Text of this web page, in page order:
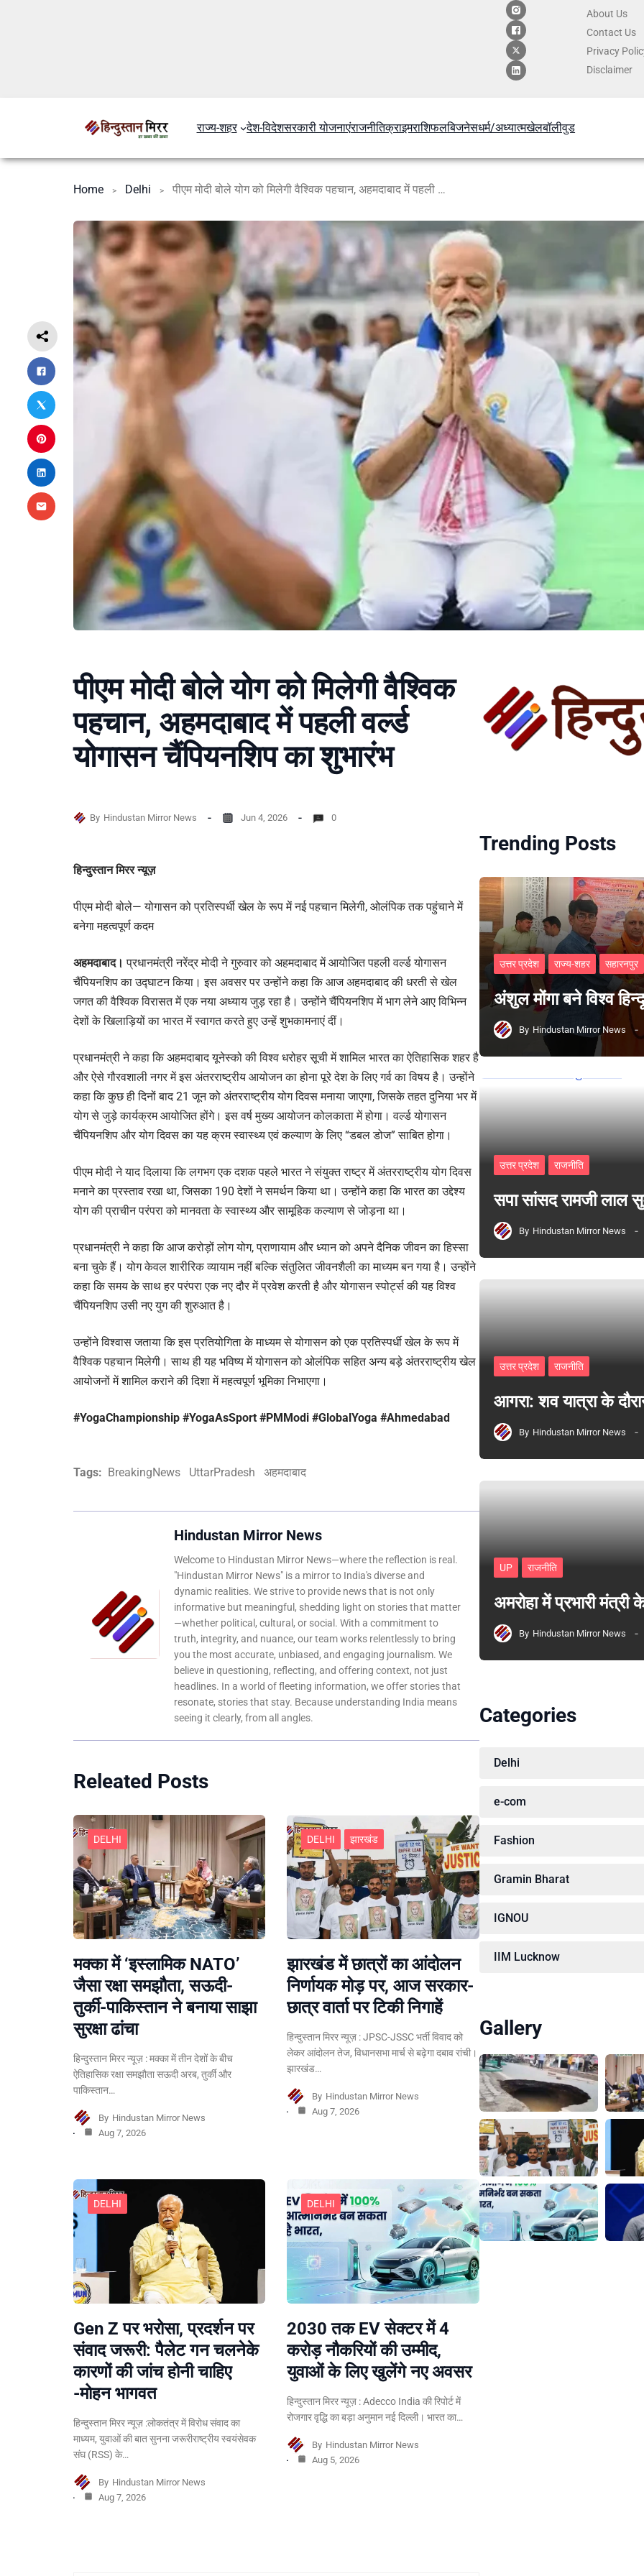
About Us
Contact Us
Privacy
Disclaimer
राज्य-शहर देश-विदेशसरकारी योजनाएंराजनीतिक्राइमराशिफलबिजनेसधर्म/अध्यात्मखेलबॉलीवुड
Home Delhi पीएम मोदी बोले योग को मिलेगी वैश्विक पहचान, अहमदाबाद में पहली वर्ल्ड योगासन चैंपियनशिप का शुभारंभ
पीएम मोदी बोले योग को मिलेगी वैश्विक
पहचान, अहमदाबाद में पहली वर्ल्ड
योगासन चैंपियनशिप का शुभारंभ
By Hindustan Mirror News Jun 4, 2026 0
हिन्दुस्तान मिरर न्यूज़
पीएम मोदी बोले— योगासन को प्रतिस्पर्धी खेल के रूप में नई पहचान मिलेगी, ओलंपिक तक पहुंचाने में
बनेगा महत्वपूर्ण कदम
अहमदाबाद। प्रधानमंत्री नरेंद्र मोदी ने गुरुवार को अहमदाबाद में आयोजित पहली वर्ल्ड योगासन
चैंपियनशिप का उद्घाटन किया। इस अवसर पर उन्होंने कहा कि आज अहमदाबाद की धरती से खेल
जगत की वैश्विक विरासत में एक नया अध्याय जुड़ रहा है। उन्होंने चैंपियनशिप में भाग लेने आए विभिन्न
देशों के खिलाड़ियों का भारत में स्वागत करते हुए उन्हें शुभकामनाएं दीं।
प्रधानमंत्री ने कहा कि अहमदाबाद यूनेस्को की विश्व धरोहर सूची में शामिल भारत का ऐतिहासिक शहर है
और ऐसे गौरवशाली नगर में इस अंतरराष्ट्रीय आयोजन का होना पूरे देश के लिए गर्व का विषय है। उन्होंने
कहा कि कुछ ही दिनों बाद 21 जून को अंतरराष्ट्रीय योग दिवस मनाया जाएगा, जिसके तहत दुनिया भर में
योग से जुड़े कार्यक्रम आयोजित होंगे। इस वर्ष मुख्य आयोजन कोलकाता में होगा। वर्ल्ड योगासन
चैंपियनशिप और योग दिवस का यह क्रम स्वास्थ्य एवं कल्याण के लिए “डबल डोज” साबित होगा।
पीएम मोदी ने याद दिलाया कि लगभग एक दशक पहले भारत ने संयुक्त राष्ट्र में अंतरराष्ट्रीय योग दिवस
मनाने का प्रस्ताव रखा था, जिसका 190 देशों ने समर्थन किया था। उन्होंने कहा कि भारत का उद्देश्य
योग की प्राचीन परंपरा को मानवता के स्वास्थ्य और सामूहिक कल्याण से जोड़ना था।
प्रधानमंत्री ने कहा कि आज करोड़ों लोग योग, प्राणायाम और ध्यान को अपने दैनिक जीवन का हिस्सा
बना चुके हैं। योग केवल शारीरिक व्यायाम नहीं बल्कि संतुलित जीवनशैली का माध्यम बन गया है। उन्होंने
कहा कि समय के साथ हर परंपरा एक नए दौर में प्रवेश करती है और योगासन स्पोर्ट्स की यह विश्व
चैंपियनशिप उसी नए युग की शुरुआत है।
उन्होंने विश्वास जताया कि इस प्रतियोगिता के माध्यम से योगासन को एक प्रतिस्पर्धी खेल के रूप में
वैश्विक पहचान मिलेगी। साथ ही यह भविष्य में योगासन को ओलंपिक सहित अन्य बड़े अंतरराष्ट्रीय खेल
आयोजनों में शामिल कराने की दिशा में महत्वपूर्ण भूमिका निभाएगा।
#YogaChampionship #YogaAsSport #PMModi #GlobalYoga #Ahmedabad
Tags: BreakingNews UttarPradesh अहमदाबाद
Hindustan Mirror News
Welcome to Hindustan Mirror News—where the reflection is real.
"Hindustan Mirror News" is a mirror to India's diverse and
dynamic realities. We strive to provide news that is not only
informative but meaningful, shedding light on stories that matter
—whether political, cultural, or social. With a commitment to
truth, integrity, and nuance, our team works relentlessly to bring
you the most accurate, unbiased, and engaging journalism. We
believe in questioning, reflecting, and offering context, not just
headlines. In a world of fleeting information, we offer stories that
resonate, stories that stay. Because understanding India means
seeing it clearly, from all angles.
Releated Posts
DELHI
मक्का में ‘इस्लामिक NATO’
जैसा रक्षा समझौता, सऊदी-
तुर्की-पाकिस्तान ने बनाया साझा
सुरक्षा ढांचा
हिन्दुस्तान मिरर न्यूज़ : मक्का में तीन देशों के बीच
ऐतिहासिक रक्षा समझौता सऊदी अरब, तुर्की और
पाकिस्तान…
By Hindustan Mirror News
Aug 7, 2026
DELHI झारखंड
झारखंड में छात्रों का आंदोलन
निर्णायक मोड़ पर, आज सरकार-
छात्र वार्ता पर टिकी निगाहें
हिन्दुस्तान मिरर न्यूज़ : JPSC-JSSC भर्ती विवाद को
लेकर आंदोलन तेज, विधानसभा मार्च से बढ़ेगा दबाव रांची।
झारखंड…
By Hindustan Mirror News
Aug 7, 2026
DELHI
Gen Z पर भरोसा, प्रदर्शन पर
संवाद जरूरी: पैलेट गन चलनेके
कारणों की जांच होनी चाहिए
-मोहन भागवत
हिन्दुस्तान मिरर न्यूज़ :लोकतंत्र में विरोध संवाद का
माध्यम, युवाओं की बात सुनना जरूरीराष्ट्रीय स्वयंसेवक
संघ (RSS) के…
By Hindustan Mirror News
Aug 7, 2026
DELHI
2030 तक EV सेक्टर में 4
करोड़ नौकरियों की उम्मीद,
युवाओं के लिए खुलेंगे नए अवसर
हिन्दुस्तान मिरर न्यूज़ : Adecco India की रिपोर्ट में
रोजगार वृद्धि का बड़ा अनुमान नई दिल्ली। भारत का…
By Hindustan Mirror News
Aug 5, 2026
Trending Posts
उत्तर प्रदेश राज्य-शहर सहारनपुर
अंशुल मोंगा बने विश्व
By Hindustan Mirror News
उत्तर प्रदेश राजनीति
सपा सांसद रामजी लाल
By Hindustan Mirror News
उत्तर प्रदेश राजनीति
आगरा: शव यात्रा के
By Hindustan Mirror News
UP राजनीति
अमरोहा में प्रभारी
By Hindustan Mirror News
Categories
Delhi
e-com
Fashion
Gramin Bharat
IGNOU
IIM Lucknow
Gallery